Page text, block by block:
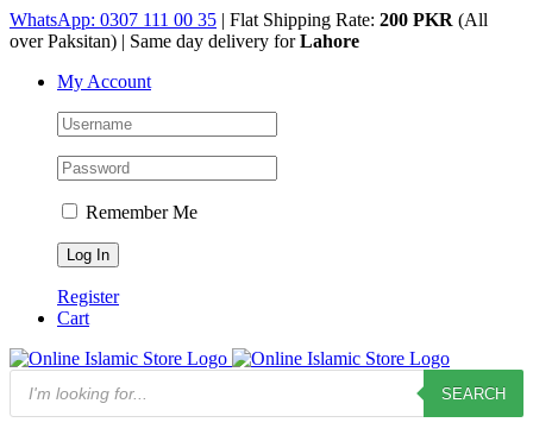
Skip
to
WhatsApp: 0307 111 00 35 | Flat Shipping Rate: 200 PKR (All
over Paksitan) | Same day delivery forLahore
My Account
Remember Me
Register
Cart
Products
search
SEARCH